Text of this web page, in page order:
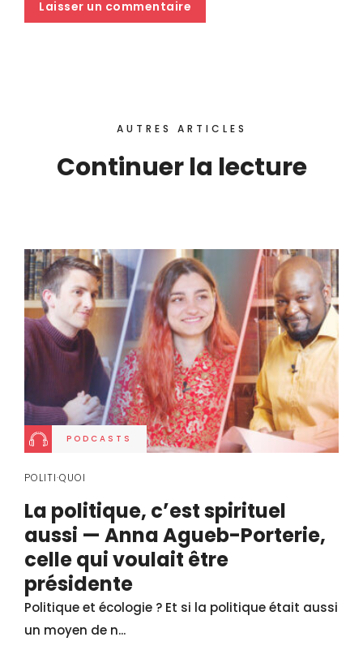
AUTRES ARTICLES
Continuer la lecture
PODCASTS
POLITI·QUOI
La politique, cʼest spirituel
aussi — Anna Agueb-Porterie,
celle qui voulait être
présidente
Politique et écologie ? Et si la politique était aussi
un moyen de n...